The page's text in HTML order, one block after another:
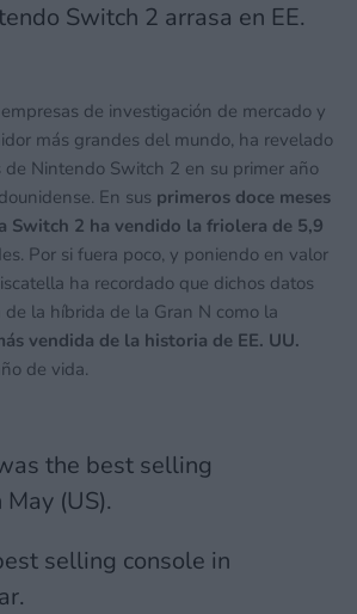
Switch 2 arrasa en EE.
de investigación de mercado y
más grandes del mundo, ha revelado
de Nintendo Switch 2 en su primer año
En sus primeros doce meses
Switch 2 ha vendido la friolera de 5,9
Por si fuera poco, y poniendo en valor
ha recordado que dichos datos
de la híbrida de la Gran N como la
vendida de la historia de EE. UU.
de vida.
the best selling
(US).
selling console in